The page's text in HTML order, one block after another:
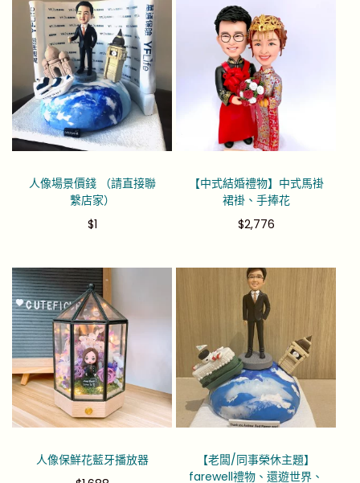
人像場景價錢 （請直接聯
繫店家）
$1
【中式結婚禮物】中式馬褂
裙褂、手捧花
$2,776
人像保鮮花藍牙播放器
【老闆/同事榮休主題】
farewell禮物、還遊世界、